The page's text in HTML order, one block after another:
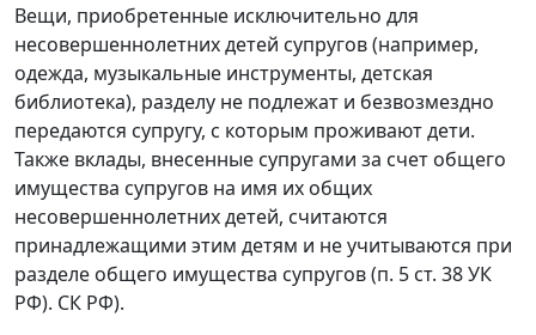
Вещи, приобретенные исключительно для
несовершеннолетних детей супругов (например,
одежда, музыкальные инструменты, детская
библиотека), разделу не подлежат и безвозмездно
передаются супругу, с которым проживают дети.
Также вклады, внесенные супругами за счет общего
имущества супругов на имя их общих
несовершеннолетних детей, считаются
принадлежащими этим детям и не учитываются при
разделе общего имущества супругов (п. 5 ст. 38 УК
РФ). СК РФ).